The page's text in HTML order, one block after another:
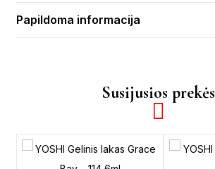
Papildoma informacija
Susijusios prekės